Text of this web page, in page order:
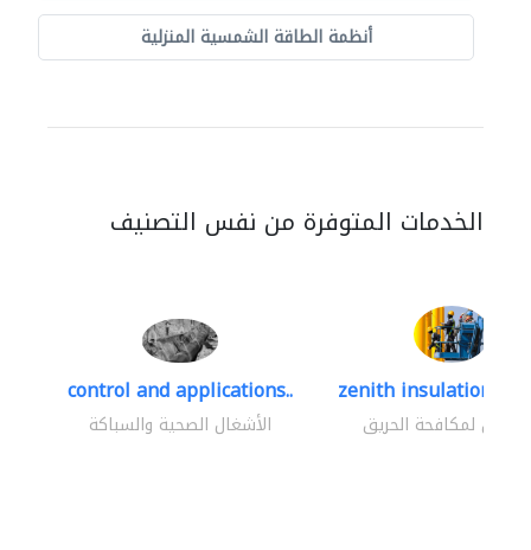
أنظمة الطاقة الشمسية المنزلية
الخدمات المتوفرة من نفس التصنيف
control and applications..
الأشغال الصحية والسباكة
zenith insulation
لمكافحة الحريق